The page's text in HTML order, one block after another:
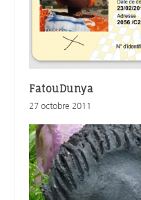
FatouDunya
27 octobre 2011